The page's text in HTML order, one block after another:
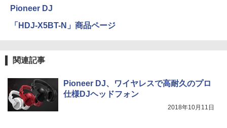
Pioneer DJ
「HDJ-X5BT-N」商品ページ
関連記事
Pioneer DJ、ワイヤレスで高耐久のプロ
仕様DJヘッドフォン
2018年10月11日